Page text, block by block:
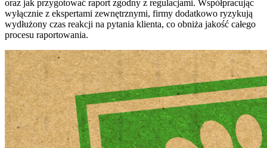
oraz jak przygotować raport zgodny z regulacjami. Współpracując
wyłącznie z ekspertami zewnętrznymi, firmy dodatkowo ryzykują
wydłużony czas reakcji na pytania klienta, co obniża jakość całego
procesu raportowania.